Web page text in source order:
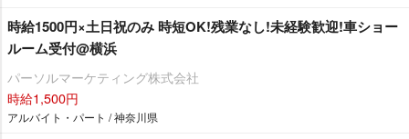
時給1500円×土日祝のみ 時短OK!残業なし!未経験歓迎!車ショー
ルーム受付@横浜
パーソルマーケティング株式会社
時給1,500円
アルバイト・パート / 神奈川県